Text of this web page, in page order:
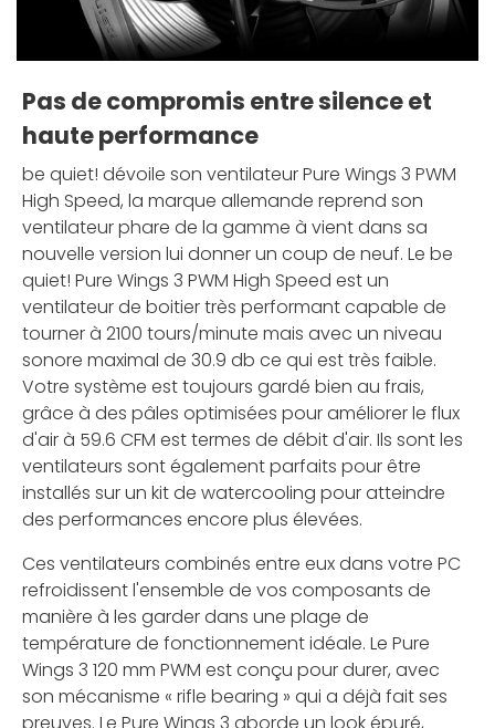
Pas de compromis entre silence et
haute performance
be quiet! dévoile son ventilateur Pure Wings 3 PWM
High Speed, la marque allemande reprend son
ventilateur phare de la gamme à vient dans sa
nouvelle version lui donner un coup de neuf. Le be
quiet! Pure Wings 3 PWM High Speed est un
ventilateur de boitier très performant capable de
tourner à 2100 tours/minute mais avec un niveau
sonore maximal de 30.9 db ce qui est très faible.
Votre système est toujours gardé bien au frais,
grâce à des pâles optimisées pour améliorer le flux
d'air à 59.6 CFM est termes de débit d'air. Ils sont les
ventilateurs sont également parfaits pour être
installés sur un kit de watercooling pour atteindre
des performances encore plus élevées.
Ces ventilateurs combinés entre eux dans votre PC
refroidissent l'ensemble de vos composants de
manière à les garder dans une plage de
température de fonctionnement idéale. Le Pure
Wings 3 120 mm PWM est conçu pour durer, avec
son mécanisme « rifle bearing » qui a déjà fait ses
preuves. Le Pure Wings 3 aborde un look épuré,